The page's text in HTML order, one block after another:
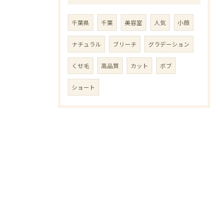
千葉県 千葉 美容室 人気 小顔
ナチュラル ブリーチ グラデーション
くせ毛 高品質 カット ボブ
ショート